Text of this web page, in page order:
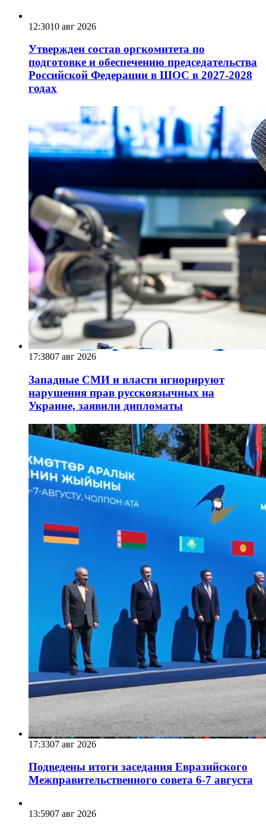
12:3010 авг 2026
Утвержден состав оргкомитета по
подготовке и обеспечению председательства
Российской Федерации в ШОС в 2027-2028
годах
17:3807 авг 2026
Западные СМИ и власти игнорируют
нарушения прав русскоязычных на
Украине, заявили дипломаты
17:3307 авг 2026
Подведены итоги заседания Евразийского
Межправительственного совета 6-7 августа
13:5907 авг 2026